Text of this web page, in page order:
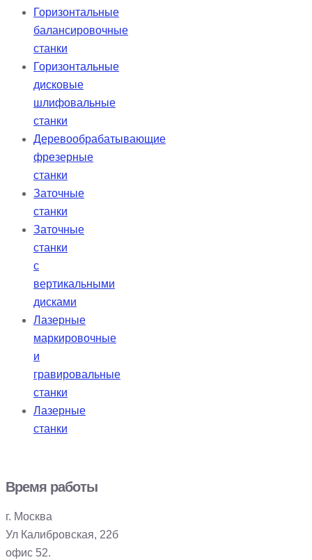
Горизонтальные
балансировочные
станки
Горизонтальные
дисковые
шлифовальные
станки
Деревообрабатывающие
фрезерные
станки
Заточные
станки
Заточные
станки
с
вертикальными
дисками
Лазерные
маркировочные
и
гравировальные
станки
Лазерные
станки
Время работы
г. Москва
Ул Калибровская, 22б
офис 52.